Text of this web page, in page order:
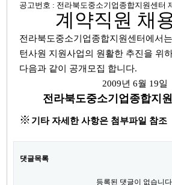
공고번호 : 전라북도중소기업종합지원센터
계약직원 채
전라북도중소기업종합지원센터에서
턴사원 지원사업의 원활한 추진을 위
다음과 같이 공개모집 합니다.
2009년 6월 19일
전라북도중소기업종합지
※ 기타 자세한 사항은 첨부파일 참조
댓글목록
등록된 댓글이 없습니다.